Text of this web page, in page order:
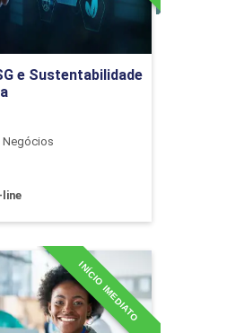
e Qualidade de
e Financeira de
e Sustentabilidade
Negócios
line
INÍCIO IMEDIATO
em Faturamento e
Auditoria em Saúde
do curso